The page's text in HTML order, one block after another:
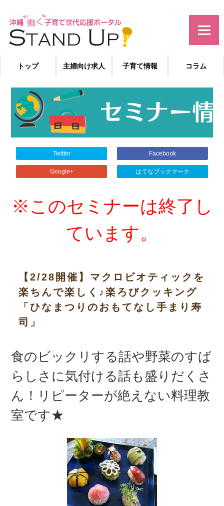
主婦特化型の求人情報と、子育てや教育に役立つコラムを発信。
沖縄の子育て世代、働くママを応援します！
トップ 主婦向け求人 子育て情報 コラム
Twitter Facebook
Google+ はてなブックマーク
※このセミナーは終了し
ています。
【2/28開催】マクロビオティックを
楽ちんで楽しく♪楽ろびクッキング
「ひなまつりのおもてなし手まり寿
司」
食のビックリする話や野菜のすば
らしさに気付ける話も盛りだくさ
ん！リピーターが絶えない料理教
室です★